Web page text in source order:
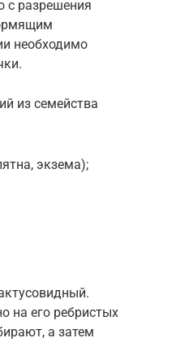
с разрешения
необходимо
из семейства
экзема);
на его ребристых
а затем